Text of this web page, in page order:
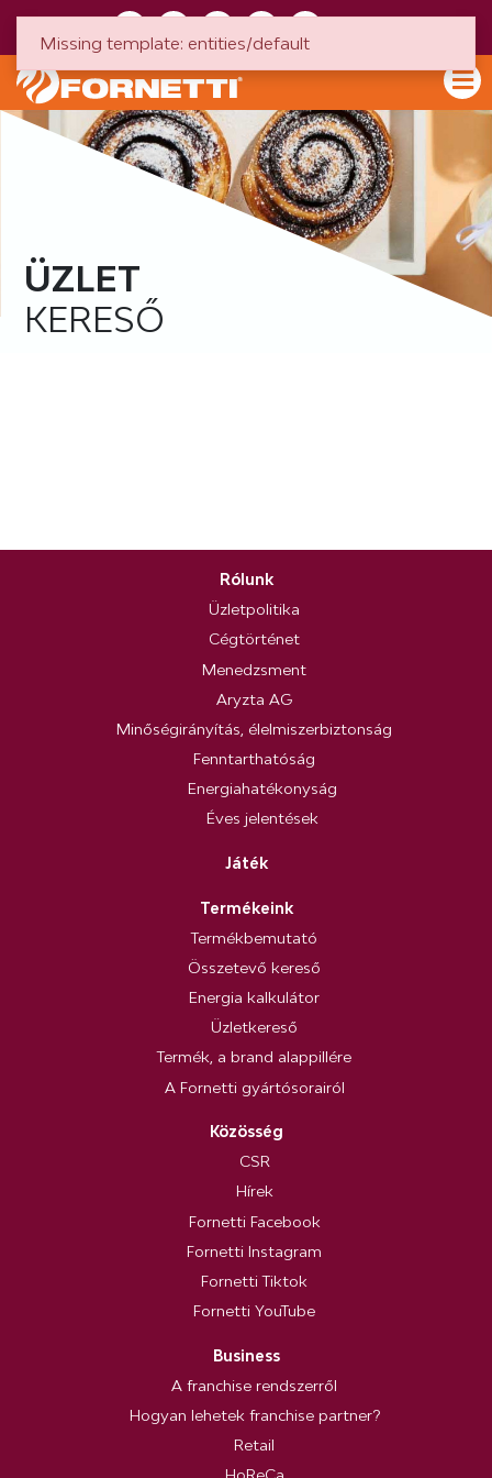
ÜZLET
KERESŐ
Rólunk
Üzletpolitika
Cégtörténet
Menedzsment
Aryzta AG
Minőségirányítás, élelmiszerbiztonság
Fenntarthatóság
Energiahatékonyság
Éves jelentések
Játék
Termékeink
Termékbemutató
Összetevő kereső
Energia kalkulátor
Üzletkereső
Termék, a brand alappillére
A Fornetti gyártósorairól
Közösség
CSR
Hírek
Fornetti Facebook
Fornetti Instagram
Fornetti Tiktok
Fornetti YouTube
Business
A franchise rendszerről
Hogyan lehetek franchise partner?
Retail
Missing template: entities/default